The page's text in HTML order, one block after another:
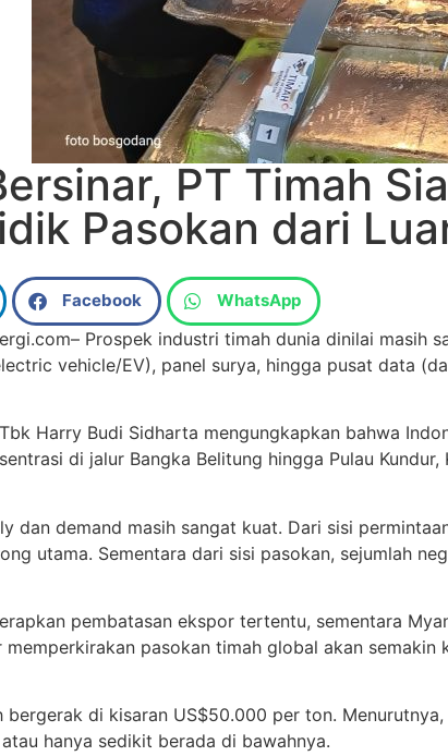
PT Timah
Pasokan dari
Facebook WhatsApp
Prospek industri timah dunia dinilai masih
vehicle/EV), panel surya, hingga pusat data
Harry Budi Sidharta mengungkapkan bahwa
di jalur Bangka Belitung hingga Pulau
dan demand masih sangat kuat. Dari sisi
utama. Sementara dari sisi pasokan, sejumlah
pembatasan ekspor tertentu, sementara
pasokan timah global akan
bergerak di kisaran US$50.000 per ton.
hanya sedikit berada di bawahnya.